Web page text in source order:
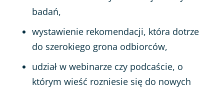
badań,
wystawienie rekomendacji, która dotrze
do szerokiego grona odbiorców,
udział w webinarze czy podcaście, o
którym wieść rozniesie się do nowych